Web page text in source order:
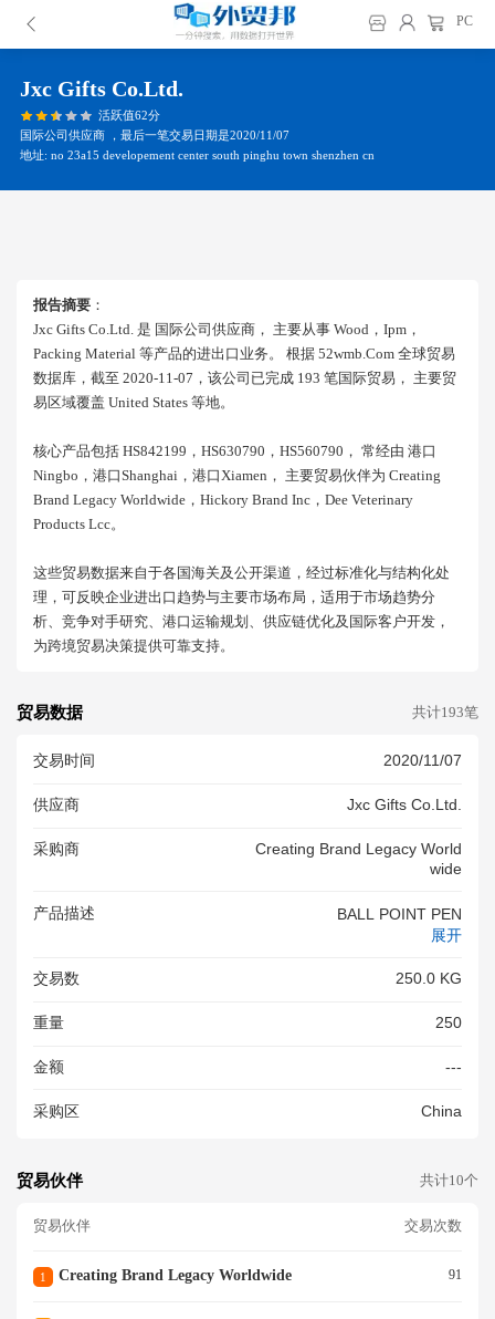
PC
Jxc Gifts Co.ltd.
活跃值62分
国际公司供应商 ，最后一笔交易日期是2020/11/07
地址: no 23a15 developement center south pinghu town shenzhen cn
报告摘要 ：
Jxc Gifts Co.ltd. 是 国际公司供应商， 主要从事 Wood，ipm，
Packing Material 等产品的进出口业务。 根据 52wmb.com 全球贸易
数据库，截至 2020-11-07，该公司已完成 193 笔国际贸易， 主要贸
易区域覆盖 United States 等地。
核心产品包括 HS842199，HS630790，HS560790， 常经由 港口
Ningbo，港口shanghai，港口xiamen， 主要贸易伙伴为 Creating
Brand Legacy Worldwide，hickory Brand Inc，dee Veterinary
Products Lcc。
这些贸易数据来自于各国海关及公开渠道，经过标准化与结构化处
理，可反映企业进出口趋势与主要市场布局，适用于市场趋势分
析、竞争对手研究、港口运输规划、供应链优化及国际客户开发，
为跨境贸易决策提供可靠支持。
贸易数据 共计193笔
交易时间 2020/11/07
供应商 Jxc Gifts Co.ltd.
采购商
Creating Brand Legacy World
Wide
产品描述
BALL POINT PEN
展开
交易数 250.0 KG
重量 250
金额 ---
采购区 China
贸易伙伴 共计10个
贸易伙伴 交易次数
1 Creating Brand Legacy Worldwide 91